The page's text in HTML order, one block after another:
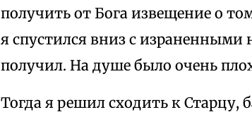
получить от Бога извещение о
я спустился вниз с
получил. На душе было очень
Тогда я решил сходить к Старцу,